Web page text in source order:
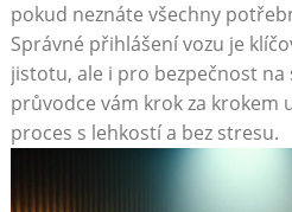
pokud neznáte všechny
Správné přihlášení vozu je
jistotu, ale i pro bezpečnost
průvodce vám krok za krokem
proces s lehkostí a bez stresu.